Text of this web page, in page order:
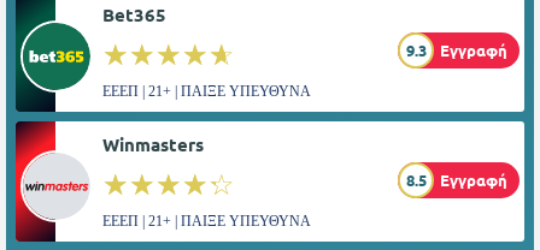
Bet365
☆☆☆☆☆
★★★★★ 9.3 Εγγραφή
ΕΕΕΠ | 21+ | ΠΑΙΞΕ ΥΠΕΥΘΥΝΑ
Winmasters
☆☆☆☆☆
★★★★★ 8.5 Εγγραφή
ΕΕΕΠ | 21+ | ΠΑΙΞΕ ΥΠΕΥΘΥΝΑ